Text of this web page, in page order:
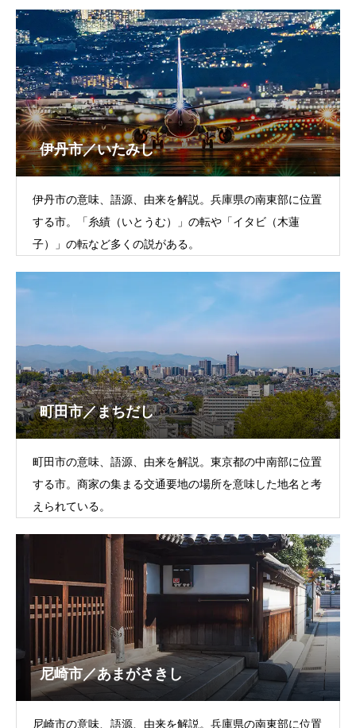
伊丹市／いたみし
伊丹市の意味、語源、由来を解説。兵庫県の南東部に位置
する市。「糸績（いとうむ）」の転や「イタビ（木蓮
子）」の転など多くの説がある。
町田市／まちだし
町田市の意味、語源、由来を解説。東京都の中南部に位置
する市。商家の集まる交通要地の場所を意味した地名と考
えられている。
尼崎市／あまがさきし
尼崎市の意味、語源、由来を解説。兵庫県の南東部に位置